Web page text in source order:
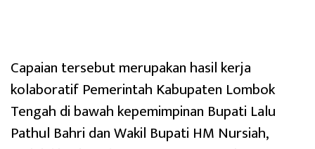
Capaian tersebut merupakan hasil kerja
kolaboratif Pemerintah Kabupaten Lombok
Tengah di bawah kepemimpinan Bupati Lalu
Pathul Bahri dan Wakil Bupati HM Nursiah,